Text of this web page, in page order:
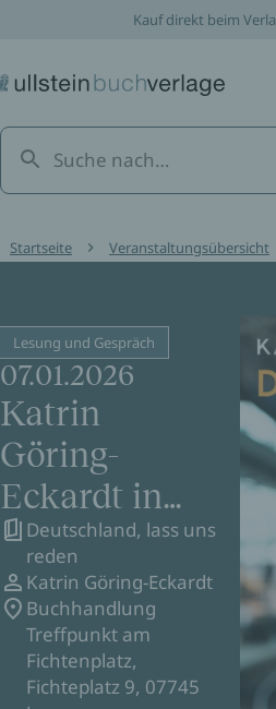
Kauf direkt beim
Startseite Veranstaltungsübersicht
Lesung und Gespräch
07.01.2026
Katrin
Göring-
Eckardt in
Jena
Deutschland, lass uns
reden
Katrin Göring-Eckardt
Buchhandlung
Treffpunkt am
Fichtenplatz,
Fichteplatz 9, 07745